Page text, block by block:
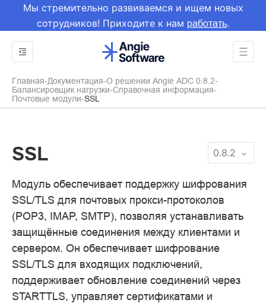
Мы стремительно развиваемся и ищем новых
сотрудников! Приходите к нам работать.
Главная Документация О решении Angie ADC 0.8.2
Балансировщик нагрузки Справочная информация
Почтовые модули SSL
0.8.2
SSL
Модуль обеспечивает поддержку шифрования
SSL/TLS для почтовых прокси-протоколов
(POP3, IMAP, SMTP), позволяя устанавливать
защищённые соединения между клиентами и
сервером. Он обеспечивает шифрование
SSL/TLS для входящих подключений,
поддерживает обновление соединений через
STARTTLS, управляет сертификатами и